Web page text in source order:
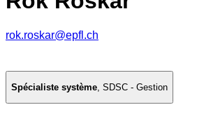
rok.roskar@epfl.ch
Spécialiste système, SDSC - Gestion